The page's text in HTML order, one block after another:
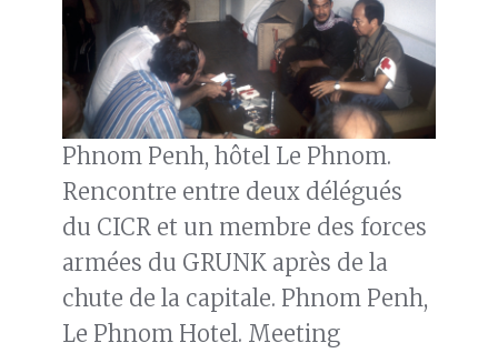
Phnom Penh, hôtel Le Phnom.
Rencontre entre deux délégués
du CICR et un membre des forces
armées du GRUNK après de la
chute de la capitale. Phnom Penh,
Le Phnom Hotel. Meeting